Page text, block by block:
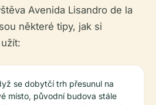
Avenida Lisandro de la
některé tipy, jak si
se dobytčí trh přesunul na
místo, původní budova stále